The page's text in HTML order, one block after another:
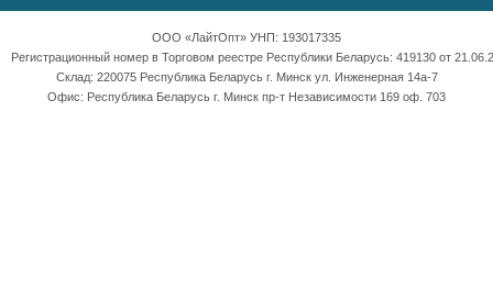
ООО «ЛайтОпт» УНП: 193017335
Регистрационный номер в Торговом реестре Республики Беларусь: 419130 от
Склад: 220075 Республика Беларусь г. Минск ул. Инженерная 14а-7
Офис: Республика Беларусь г. Минск пр-т Независимости 169 оф. 703